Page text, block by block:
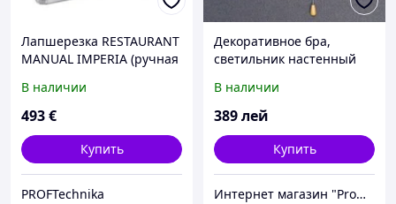
Лапшерезка RESTAURANT
MANUAL IMPERIA (ручная
В наличии
493€
Купить
PROFTechnika
Декоративное бра,
светильник настенный
MMD-500451
В наличии
389лей
Купить
Интернет магазин "Promtovari"